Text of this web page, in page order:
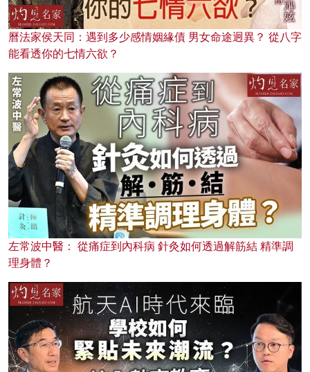
曆法家侯天同：遇到多少感情姻緣債 男女命途迥異？ 從八字
能看透你的七情六欲？
左常波中醫： 從痛症到內科病 針灸如何透過解筋結 精準調
理身體？